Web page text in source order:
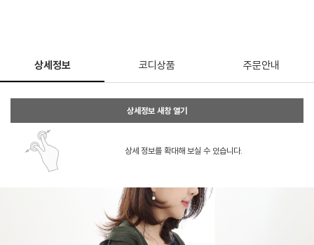
상세정보 코디상품 주문안내
상세정보 새창 열기
상세 정보를 확대해 보실 수 있습니다.